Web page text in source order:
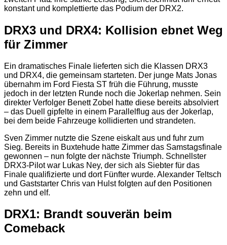
konstant und komplettierte das Podium der DRX2.
DRX3 und DRX4: Kollision ebnet Weg
für Zimmer
Ein dramatisches Finale lieferten sich die Klassen DRX3
und DRX4, die gemeinsam starteten. Der junge Mats Jonas
übernahm im Ford Fiesta ST früh die Führung, musste
jedoch in der letzten Runde noch die Jokerlap nehmen. Sein
direkter Verfolger Benett Zobel hatte diese bereits absolviert
– das Duell gipfelte in einem Parallelflug aus der Jokerlap,
bei dem beide Fahrzeuge kollidierten und strandeten.
Sven Zimmer nutzte die Szene eiskalt aus und fuhr zum
Sieg. Bereits in Buxtehude hatte Zimmer das Samstagsfinale
gewonnen – nun folgte der nächste Triumph. Schnellster
DRX3-Pilot war Lukas Ney, der sich als Siebter für das
Finale qualifizierte und dort Fünfter wurde. Alexander Teltsch
und Gaststarter Chris van Hulst folgten auf den Positionen
zehn und elf.
DRX1: Brandt souverän beim
Comeback